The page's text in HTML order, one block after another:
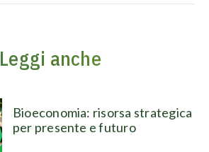
Leggi anche
Bioeconomia: risorsa strategica
per presente e futuro